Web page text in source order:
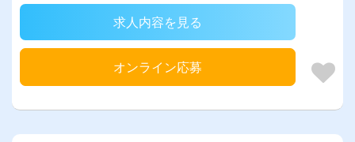
求人内容を見る
オンライン応募